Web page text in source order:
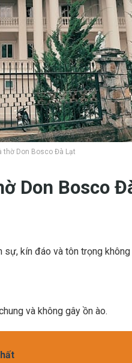
thờ Don Bosco Đà Lạt
Don Bosco
sự, kín đáo và tôn trọng
và không gây ồn ào.